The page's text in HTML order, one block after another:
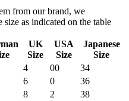
from our brand, we
size as indicated on the table
UK
Size
USA
Size
Japanese
Size
4 00
34
6 0
36
8 2
38